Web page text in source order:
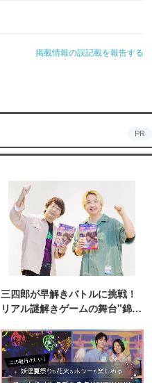
掲載情報の誤記載を報告する
PR
三四郎が早解きバトルに挑戦！
リアル謎解きゲームの舞台"錦糸